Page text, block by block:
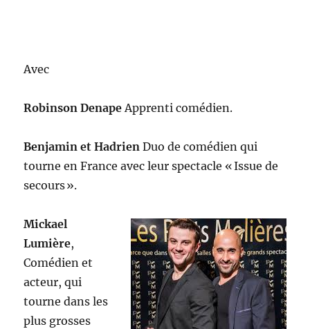
Avec
Robinson Denape Apprenti comédien.
Benjamin et Hadrien Duo de comédien qui
tourne en France avec leur spectacle « Issue de
secours ».
Mickael
Lumière,
Comédien et
acteur, qui
tourne dans les
plus grosses